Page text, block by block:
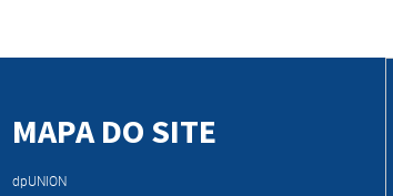
MAPA DO SITE
dpUNION